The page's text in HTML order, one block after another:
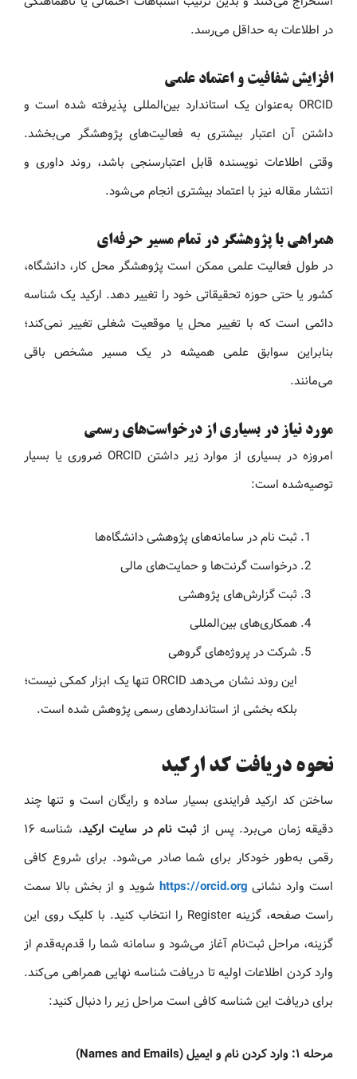
در اطلاعات به حداقل می‌رسد.
افزایش شفافیت و اعتماد علمی
ORCID به‌عنوان یک استاندارد بین‌المللی پذیرفته شده است و
داشتن آن اعتبار بیشتری به فعالیت‌های پژوهشگر می‌بخشد.
وقتی اطلاعات نویسنده قابل اعتبارسنجی باشد، روند داوری و
انتشار مقاله نیز با اعتماد بیشتری انجام می‌شود.
همراهی با پژوهشگر در تمام مسیر حرفه‌ای
در طول فعالیت علمی ممکن است پژوهشگر محل کار، دانشگاه،
کشور یا حتی حوزه تحقیقاتی خود را تغییر دهد. ارکید یک شناسه
دائمی است که با تغییر محل یا موقعیت شغلی تغییر نمی‌کند؛
بنابراین سوابق علمی همیشه در یک مسیر مشخص باقی
می‌مانند.
مورد نیاز در بسیاری از درخواست‌های رسمی
امروزه در بسیاری از موارد زیر داشتن ORCID ضروری یا بسیار
توصیه‌شده است:
ثبت نام در سامانه‌های پژوهشی دانشگاه‌ها
درخواست گرنت‌ها و حمایت‌های مالی
ثبت گزارش‌های پژوهشی
همکاری‌های بین‌المللی
شرکت در پروژه‌های گروهی
این روند نشان می‌دهد ORCID تنها یک ابزار کمکی نیست؛
بلکه بخشی از استانداردهای رسمی پژوهش شده است.
نحوه دریافت کد ارکید
ساختن کد ارکید فرایندی بسیار ساده و رایگان است و تنها چند
دقیقه زمان می‌برد. پس ازثبت نام در سایت ارکید
، شناسه ۱۶
رقمی به‌طور خودکار برای شما صادر می‌شود. برای شروع کافی
است وارد نشانی https://orcid.org شوید و از بخش بالا سمت
راست صفحه، گزینه Register را انتخاب کنید. با کلیک روی این
گزینه، مراحل ثبت‌نام آغاز می‌شود و سامانه شما را قدم‌به‌قدم از
وارد کردن اطلاعات اولیه تا دریافت شناسه نهایی همراهی می‌کند.
برای دریافت این شناسه کافی است مراحل زیر را دنبال کنید:
مرحله ۱: وارد کردن نام و ایمیل (Names and Emails)